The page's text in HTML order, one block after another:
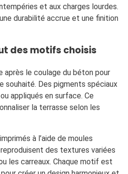
et aux charges lourdes.
durabilité accrue et une finition
des motifs choisis
après le coulage du béton pour
souhaité. Des pigments spéciaux
appliqués en surface. Ce
la terrasse selon les
à l’aide de moules
des textures variées
les carreaux. Chaque motif est